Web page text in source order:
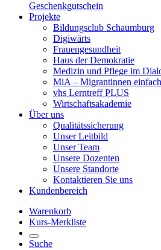
Geschenkgutschein
Projekte
Bildungsclub Schaumburg
Digiwärts
Frauengesundheit
Haus der Demokratie
Medizin und Pflege im
MiA – Migrantinnen
vhs Lerntreff PLUS
Wirtschaftsakademie
Über uns
Qualitätssicherung
Unser Leitbild
Unser Team
Unsere Dozenten
Unsere Standorte
Kontaktieren Sie uns
Kundenbereich
Warenkorb
Kurs-Merkliste
Suche